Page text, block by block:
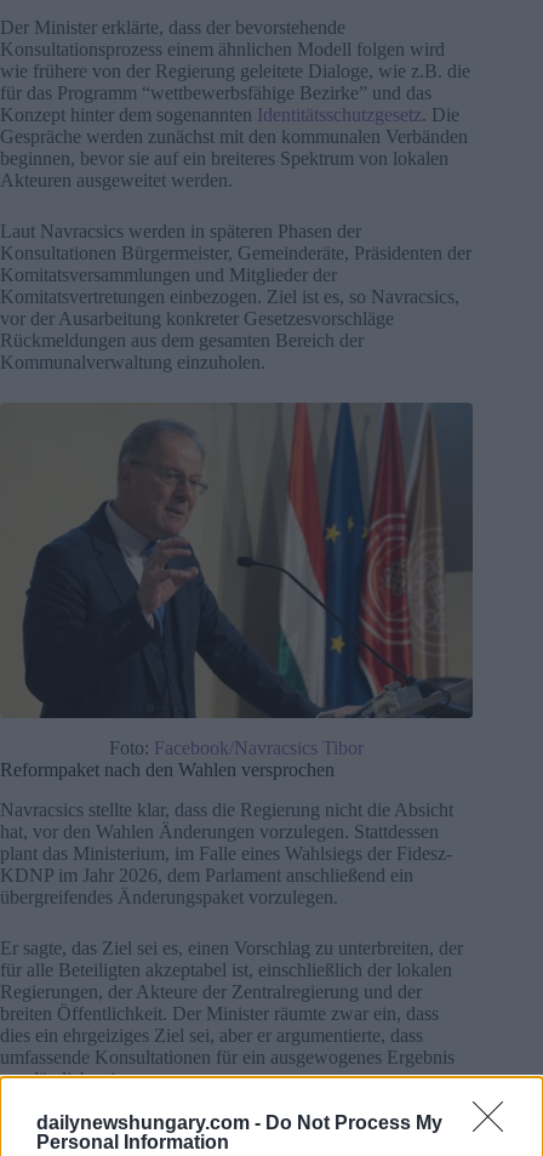
dailynewshungary.com - Do Not Process My
Personal Information
Der Minister erklärte, dass der bevorstehende
Konsultationsprozess einem ähnlichen Modell folgen wird
wie frühere von der Regierung geleitete Dialoge, wie z.B. die
für das Programm “wettbewerbsfähige Bezirke” und das
Konzept hinter dem sogenannten Identitätsschutzgesetz. Die
Gespräche werden zunächst mit den kommunalen Verbänden
beginnen, bevor sie auf ein breiteres Spektrum von lokalen
Akteuren ausgeweitet werden.
Laut Navracsics werden in späteren Phasen der
Konsultationen Bürgermeister, Gemeinderäte, Präsidenten der
Komitatsversammlungen und Mitglieder der
Komitatsvertretungen einbezogen. Ziel ist es, so Navracsics,
vor der Ausarbeitung konkreter Gesetzesvorschläge
Rückmeldungen aus dem gesamten Bereich der
Kommunalverwaltung einzuholen.
Foto: Facebook/Navracsics Tibor
Reformpaket nach den Wahlen versprochen
Navracsics stellte klar, dass die Regierung nicht die Absicht
hat, vor den Wahlen Änderungen vorzulegen. Stattdessen
plant das Ministerium, im Falle eines Wahlsiegs der Fidesz-
KDNP im Jahr 2026, dem Parlament anschließend ein
übergreifendes Änderungspaket vorzulegen.
Er sagte, das Ziel sei es, einen Vorschlag zu unterbreiten, der
für alle Beteiligten akzeptabel ist, einschließlich der lokalen
Regierungen, der Akteure der Zentralregierung und der
breiten Öffentlichkeit. Der Minister räumte zwar ein, dass
dies ein ehrgeiziges Ziel sei, aber er argumentierte, dass
umfassende Konsultationen für ein ausgewogenes Ergebnis
unerlässlich seien.